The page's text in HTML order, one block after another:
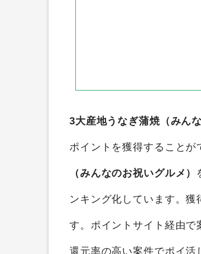
3大産地うなぎ蒲焼（みん
ポイントを獲得することが
（みんなのお祝いグルメ）